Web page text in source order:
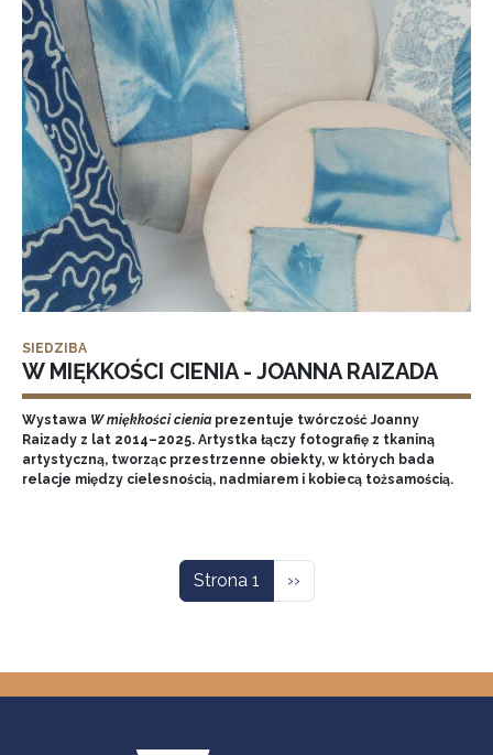
SIEDZIBA
W MIĘKKOŚCI CIENIA - JOANNA RAIZADA
Wystawa W miękkości cieniaprezentuje twórczość Joanny
Raizady z lat 2014–2025. Artystka łączy fotografię z tkaniną
artystyczną, tworząc przestrzenne obiekty, w których bada
relacje między cielesnością, nadmiarem i kobiecą tożsamością.
Strona 1 Następna strona
››